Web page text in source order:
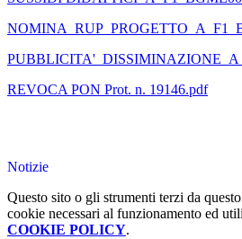
REVOCA PON Prot. n. 19146.pdf
Notizie
Questo sito o gli strumenti terzi da
cookie necessari al funzionamento ed
COOKIE POLICY.